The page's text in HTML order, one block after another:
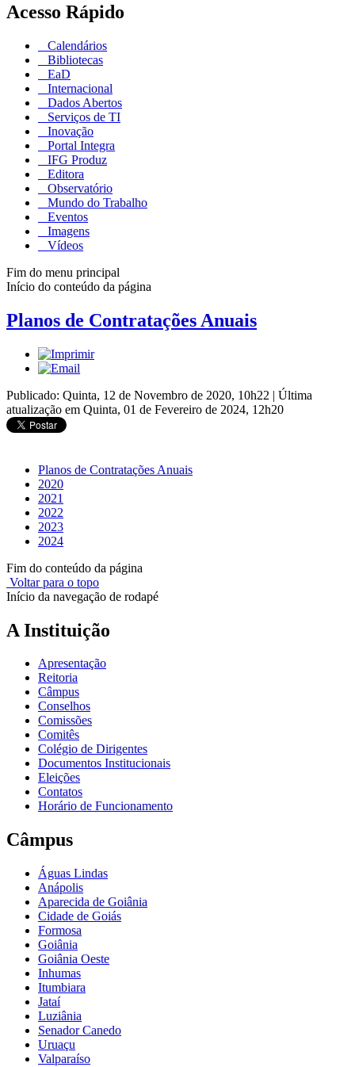
Acesso Rápido
Calendários
Bibliotecas
EaD
Internacional
Dados Abertos
Serviços de TI
Inovação
Portal Integra
IFG Produz
Editora
Observatório
Mundo do Trabalho
Eventos
Imagens
Vídeos
Fim do menu principal
Início do conteúdo da página
Planos de Contratações Anuais
Publicado: Quinta, 12 de Novembro de 2020, 10h22 | Última
atualização em Quinta, 01 de Fevereiro de 2024, 12h20
Planos de Contratações Anuais
2020
2021
2022
2023
2024
Fim do conteúdo da página
Voltar para o topo
Início da navegação de rodapé
A Instituição
Apresentação
Reitoria
Câmpus
Conselhos
Comissões
Comitês
Colégio de Dirigentes
Documentos Institucionais
Eleições
Contatos
Horário de Funcionamento
Câmpus
Águas Lindas
Anápolis
Aparecida de Goiânia
Cidade de Goiás
Formosa
Goiânia
Goiânia Oeste
Inhumas
Itumbiara
Jataí
Luziânia
Senador Canedo
Uruaçu
Valparaíso